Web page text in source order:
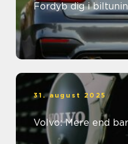
Fordyb dig i
31. august 2025
Volvo: Mere end